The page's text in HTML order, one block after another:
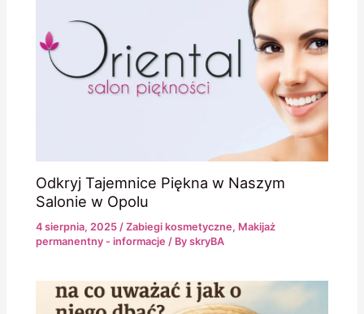
Odkryj Tajemnice Piękna w Naszym
Salonie w Opolu
4 sierpnia, 2025 /Zabiegi kosmetyczne, Makijaż
permanentny - informacje / ByskryBA